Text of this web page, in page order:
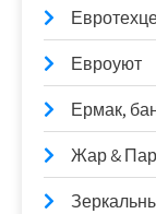
Евроуют
Ермак,
Жар &